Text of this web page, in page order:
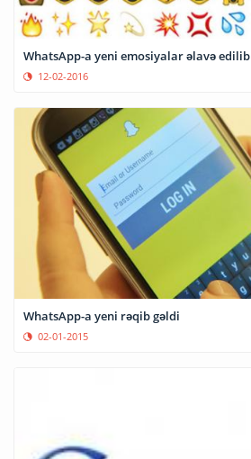
WhatsApp-a yeni emosiyalar əlavə edilib
12-02-2016
WhatsApp-a yeni rəqib gəldi
02-01-2015